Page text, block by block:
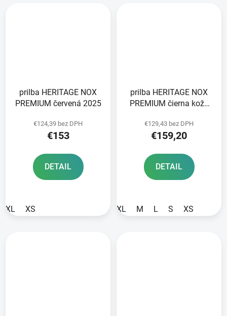
prilba HERITAGE NOX
PREMIUM červená 2025
€124,39 bez DPH
€153
DETAIL
XL XS
prilba HERITAGE NOX
PREMIUM čierna koža
€129,43 bez DPH
€159,20
DETAIL
XL M L S XS